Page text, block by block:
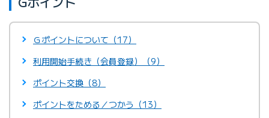
Ｇポイントについて（17）
利用開始手続き（会員登録）（9）
ポイント交換（8）
ポイントをためる／つかう（13）